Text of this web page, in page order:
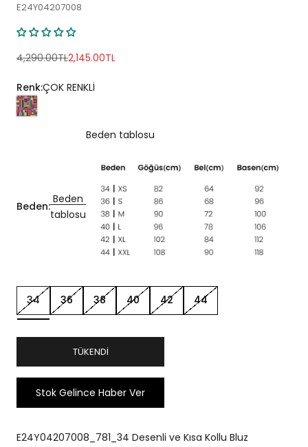
E24Y04207008
Normal fiyat
4,290.00TLİndirimli fiyat
2,145.00TL
Renk:ÇOK RENKLİ
Beden:
Beden
tablosu
Beden tablosu
34 36 38 40 42 44
TÜKENDI
Stok Gelince Haber Ver
E24Y04207008_781_34 Desenli ve Kısa Kollu Bluz